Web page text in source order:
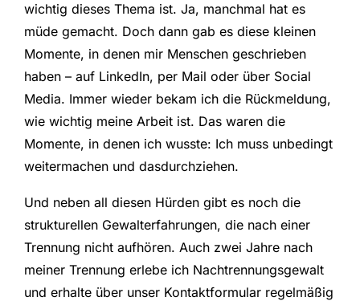
wichtig dieses Thema ist. Ja, manchmal hat es
müde gemacht. Doch dann gab es diese kleinen
Momente, in denen mir Menschen geschrieben
haben – auf LinkedIn, per Mail oder über Social
Media. Immer wieder bekam ich die Rückmeldung,
wie wichtig meine Arbeit ist. Das waren die
Momente, in denen ich wusste: Ich muss unbedingt
weitermachen und dasdurchziehen.
Und neben all diesen Hürden gibt es noch die
strukturellen Gewalterfahrungen, die nach einer
Trennung nicht aufhören. Auch zwei Jahre nach
meiner Trennung erlebe ich Nachtrennungsgewalt
und erhalte über unser Kontaktformular regelmäßig